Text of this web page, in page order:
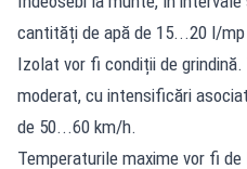
cantități de apă de 15...20 l/
Izolat vor fi condiții de
moderat, cu intensificări
de 50...60 km/h.
Temperaturile maxime vor fi